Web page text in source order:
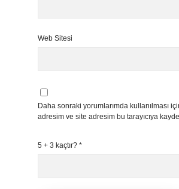
Web Sitesi
Daha sonraki yorumlarımda kullanılması
adresim ve site adresim bu tarayıcıya
5 + 3 kaçtır? *